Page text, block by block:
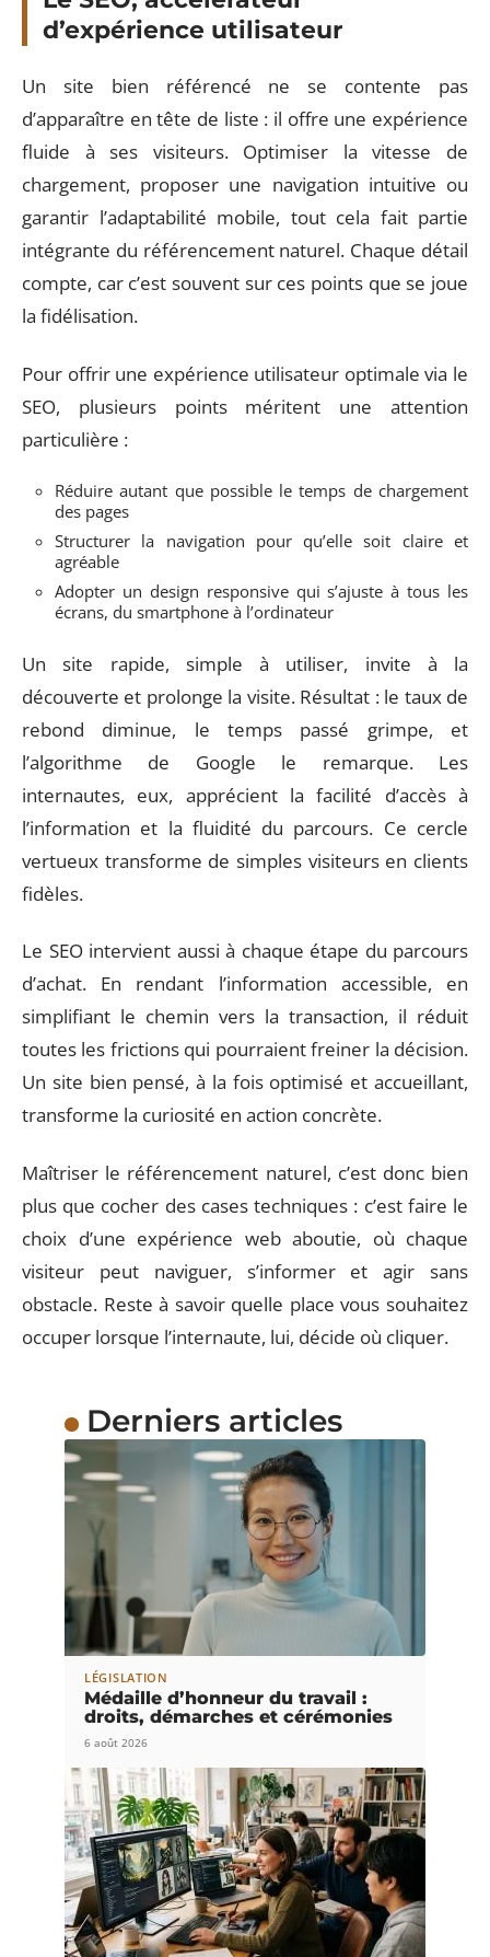
d’expérience utilisateur
Un site bien référencé ne se contente pas
d’apparaître en tête de liste : il offre une expérience
fluide à ses visiteurs. Optimiser la vitesse de
chargement, proposer une navigation intuitive ou
garantir l’adaptabilité mobile, tout cela fait partie
intégrante du référencement naturel. Chaque détail
compte, car c’est souvent sur ces points que se joue
la fidélisation.
Pour offrir une expérience utilisateur optimale via le
SEO, plusieurs points méritent une attention
particulière :
Réduire autant que possible le temps de chargement
des pages
Structurer la navigation pour qu’elle soit claire et
agréable
Adopter un design responsive qui s’ajuste à tous les
écrans, du smartphone à l’ordinateur
Un site rapide, simple à utiliser, invite à la
découverte et prolonge la visite. Résultat : le taux de
rebond diminue, le temps passé grimpe, et
l’algorithme de Google le remarque. Les
internautes, eux, apprécient la facilité d’accès à
l’information et la fluidité du parcours. Ce cercle
vertueux transforme de simples visiteurs en clients
fidèles.
Le SEO intervient aussi à chaque étape du parcours
d’achat. En rendant l’information accessible, en
simplifiant le chemin vers la transaction, il réduit
toutes les frictions qui pourraient freiner la décision.
Un site bien pensé, à la fois optimisé et accueillant,
transforme la curiosité en action concrète.
Maîtriser le référencement naturel, c’est donc bien
plus que cocher des cases techniques : c’est faire le
choix d’une expérience web aboutie, où chaque
visiteur peut naviguer, s’informer et agir sans
obstacle. Reste à savoir quelle place vous souhaitez
occuper lorsque l’internaute, lui, décide où cliquer.
Derniers articles
LÉGISLATION
Médaille d’honneur du travail :
droits, démarches et cérémonies
6 août 2026